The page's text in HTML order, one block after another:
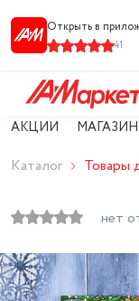
Открыть в
41
АКЦИИ
Каталог Товары
нет